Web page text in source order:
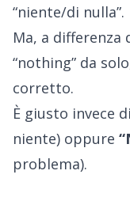
“niente/di nulla”.
Ma, a differenza
“nothing” da
corretto.
È giusto invece
niente) oppure
problema).